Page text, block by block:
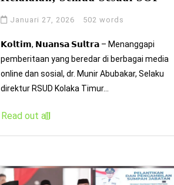
Januari 27, 2026 502 words
𝗞𝗼𝗹𝘁𝗶𝗺, 𝗡𝘂𝗮𝗻𝘀𝗮 𝗦𝘂𝗹𝘁𝗿𝗮 – Menanggapi
pemberitaan yang beredar di berbagai media
online dan sosial, dr. Munir Abubakar, Selaku
direktur RSUD Kolaka Timur...
Read out all